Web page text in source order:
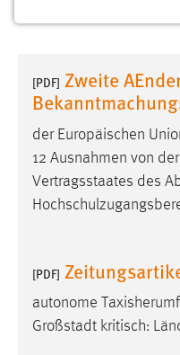
[PDF] Zweite
der Europäischen
12 Ausnahmen von
Vertragsstaates des
[PDF]
autonome
Großstadt kritisch:
Website erforderlich.
Einverständnis
Name:
Zweck:
Cookie Laufzeit: 1 Jahr
Performance